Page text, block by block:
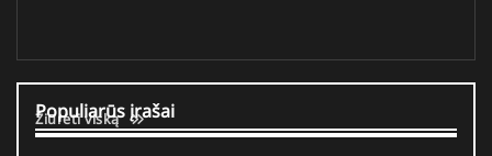
Populiarūs įrašai
Žiūrėti viską